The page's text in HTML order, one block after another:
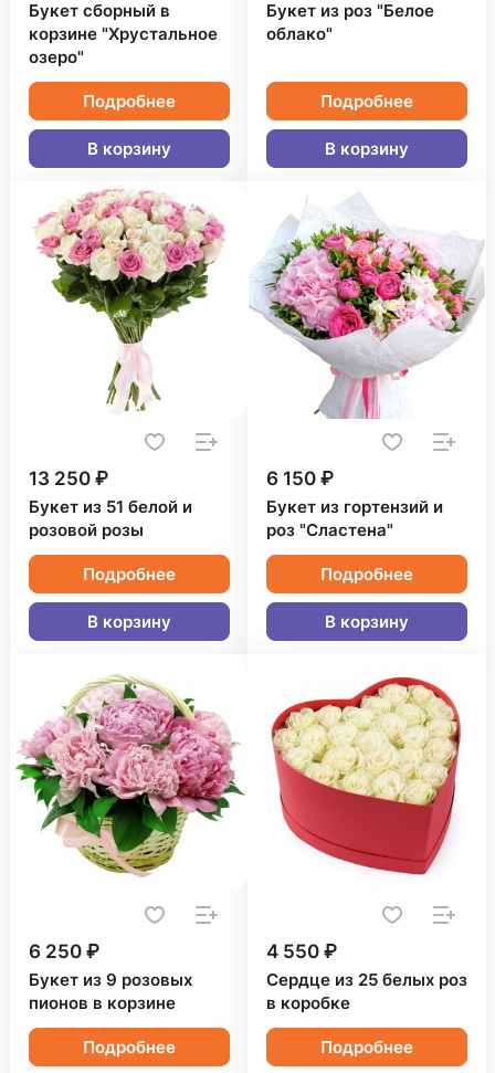
Букет сборный в
корзине "Хрустальное
озеро"
Подробнее
В корзину
Букет из роз "Белое
облако"
Подробнее
В корзину
13 250 ₽
Букет из 51 белой и
розовой розы
Подробнее
В корзину
6 150 ₽
Букет из гортензий и
роз "Сластена"
Подробнее
В корзину
6 250 ₽
Букет из 9 розовых
пионов в корзине
Подробнее
4 550 ₽
Сердце из 25 белых роз
в коробке
Подробнее